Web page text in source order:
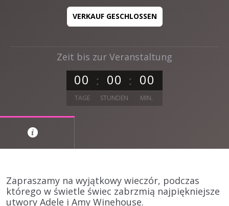
Zeit bis zur Veranstaltung
00 00 00
TAGE STUNDEN MIN.
VERKAUF GESCHLOSSEN
Zapraszamy na wyjątkowy wieczór, podczas
którego w świetle świec zabrzmią najpiękniejsze
utwory Adele i Amy Winehouse.